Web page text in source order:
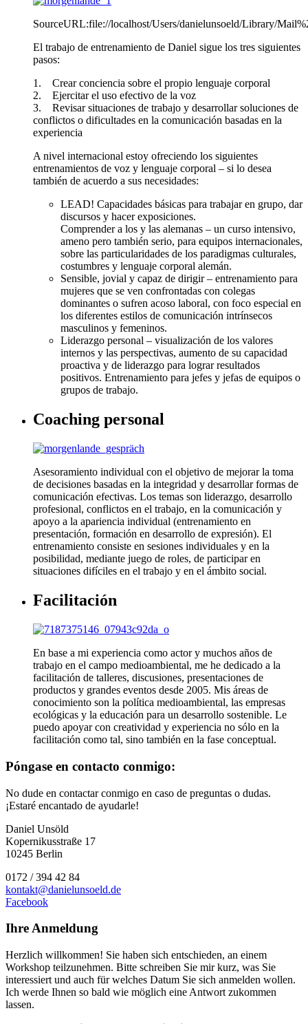
SourceURL:file://localhost/Users/danielunsoeld/Library/
El trabajo de entrenamiento de Daniel sigue los tres siguientes
pasos:
1. Crear conciencia sobre el propio lenguaje corporal
2. Ejercitar el uso efectivo de la voz
3. Revisar situaciones de trabajo y desarrollar soluciones de
conflictos o dificultades en la comunicación basadas en la
experiencia
A nivel internacional estoy ofreciendo los siguientes
entrenamientos de voz y lenguaje corporal – si lo desea
también de acuerdo a sus necesidades:
LEAD! Capacidades básicas para trabajar en grupo, dar
discursos y hacer exposiciones.
Comprender a los y las alemanas – un curso intensivo,
ameno pero también serio, para equipos internacionales,
sobre las particularidades de los paradigmas culturales,
costumbres y lenguaje corporal alemán.
Sensible, jovial y capaz de dirigir – entrenamiento para
mujeres que se ven confrontadas con colegas
dominantes o sufren acoso laboral, con foco especial en
los diferentes estilos de comunicación intrínsecos
masculinos y femeninos.
Liderazgo personal – visualización de los valores
internos y las perspectivas, aumento de su capacidad
proactiva y de liderazgo para lograr resultados
positivos. Entrenamiento para jefes y jefas de equipos o
grupos de trabajo.
Coaching personal
Asesoramiento individual con el objetivo de mejorar la toma
de decisiones basadas en la integridad y desarrollar formas de
comunicación efectivas. Los temas son liderazgo, desarrollo
profesional, conflictos en el trabajo, en la comunicación y
apoyo a la apariencia individual (entrenamiento en
presentación, formación en desarrollo de expresión). El
entrenamiento consiste en sesiones individuales y en la
posibilidad, mediante juego de roles, de participar en
situaciones difíciles en el trabajo y en el ámbito social.
Facilitación
En base a mi experiencia como actor y muchos años de
trabajo en el campo medioambiental, me he dedicado a la
facilitación de talleres, discusiones, presentaciones de
productos y grandes eventos desde 2005. Mis áreas de
conocimiento son la política medioambiental, las empresas
ecológicas y la educación para un desarrollo sostenible. Le
puedo apoyar con creatividad y experiencia no sólo en la
facilitación como tal, sino también en la fase conceptual.
Póngase en contacto conmigo:
No dude en contactar conmigo en caso de preguntas o dudas.
¡Estaré encantado de ayudarle!
Daniel Unsöld
Kopernikusstraße 17
10245 Berlin
0172 / 394 42 84
kontakt@danielunsoeld.de
Facebook
Ihre Anmeldung
Herzlich willkommen! Sie haben sich entschieden, an einem
Workshop teilzunehmen. Bitte schreiben Sie mir kurz, was Sie
interessiert und auch für welches Datum Sie sich anmelden wollen.
Ich werde Ihnen so bald wie möglich eine Antwort zukommen
lassen.